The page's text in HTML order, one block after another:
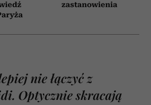
zastanowienia
nie łączyć z
Optycznie skracają